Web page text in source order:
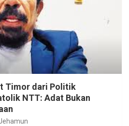
Timor dari Politik
NTT: Adat Bukan